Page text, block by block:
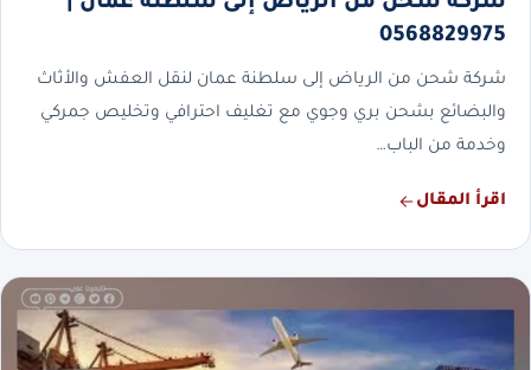
0568829975
شركة شحن من الرياض إلى سلطنة عمان لنقل العفش والأثاث
والبضائع بشحن بري وجوي مع تغليف احترافي وتخليص جمركي
وخدمة من الباب…
اقرأ المقال